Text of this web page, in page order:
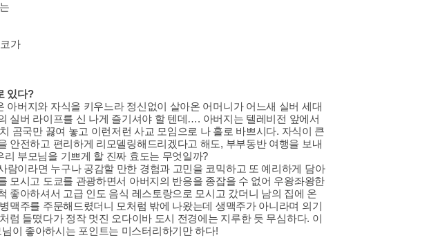
가
있다?
버지와 자식을 키우느라 정신없이 살아온 어머니가 어느새 실버 세대
실버 라이프를 신 나게 즐기셔야 할 텐데…. 아버지는 텔레비전 앞에서
곰국만 끓여 놓고 이런저런 사교 모임으로 나 홀로 바쁘시다. 자식이 큰
안전하고 편리하게 리모델링해드리겠다고 해도, 부부동반 여행을 보내
부모님을 기쁘게 할 진짜 효도는 무엇일까?
람이라면 누구나 공감할 만한 경험과 고민을 코믹하고 또 예리하게 담아
모시고 도쿄를 관광하면서 아버지의 반응을 종잡을 수 없어 우왕좌왕한
좋아하셔서 고급 인도 음식 레스토랑으로 모시고 갔더니 남의 집에 온
맥주를 주문해드렸더니 모처럼 밖에 나왔는데 생맥주가 아니라며 의기
럼 들떴다가 정작 멋진 오다이바 도시 전경에는 지루한 듯 무심하다. 이
이 좋아하시는 포인트는 미스터리하기만 하다!